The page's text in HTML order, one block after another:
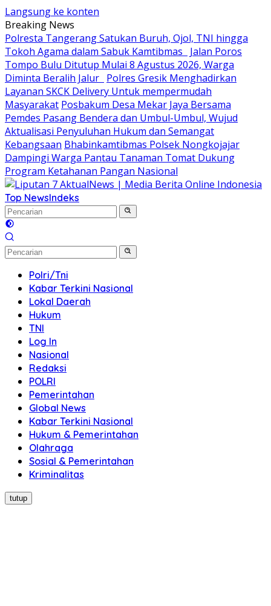
Langsung ke konten
Breaking News
Polresta Tangerang Satukan Buruh, Ojol, TNI hingga
Tokoh Agama dalam Sabuk Kamtibmas
Jalan Poros
Tompo Bulu Ditutup Mulai 8 Agustus 2026, Warga
Diminta Beralih Jalur Polres Gresik Menghadirkan
Layanan SKCK Delivery Untuk mempermudah
Masyarakat Posbakum Desa Mekar Jaya Bersama
Pemdes Pasang Bendera dan Umbul-Umbul, Wujud
Aktualisasi Penyuluhan Hukum dan Semangat
Kebangsaan Bhabinkamtibmas Polsek Nongkojajar
Dampingi Warga Pantau Tanaman Tomat Dukung
Program Ketahanan Pangan Nasional
Top NewsIndeks
Polri/Tni
Kabar Terkini Nasional
Lokal Daerah
Hukum
TNI
Log In
Nasional
Redaksi
POLRI
Pemerintahan
Global News
Kabar Terkini Nasional
Hukum & Pemerintahan
Olahraga
Sosial & Pemerintahan
Kriminalitas
tutup